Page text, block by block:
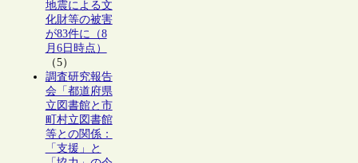
地震による文
化財等の被害
が83件に（8
月6日時点）
（5）
調査研究報告
会「都道府県
立図書館と市
町村立図書館
等との関係：
「支援」と